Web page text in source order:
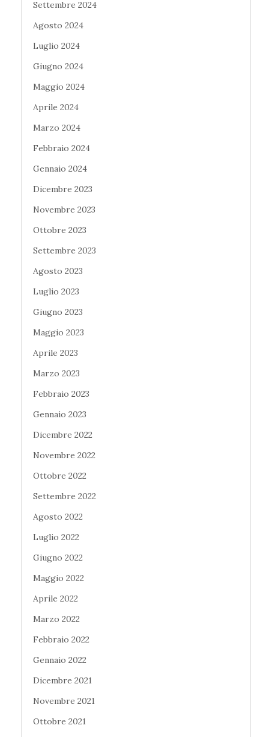
Settembre 2024
Agosto 2024
Luglio 2024
Giugno 2024
Maggio 2024
Aprile 2024
Marzo 2024
Febbraio 2024
Gennaio 2024
Dicembre 2023
Novembre 2023
Ottobre 2023
Settembre 2023
Agosto 2023
Luglio 2023
Giugno 2023
Maggio 2023
Aprile 2023
Marzo 2023
Febbraio 2023
Gennaio 2023
Dicembre 2022
Novembre 2022
Ottobre 2022
Settembre 2022
Agosto 2022
Luglio 2022
Giugno 2022
Maggio 2022
Aprile 2022
Marzo 2022
Febbraio 2022
Gennaio 2022
Dicembre 2021
Novembre 2021
Ottobre 2021